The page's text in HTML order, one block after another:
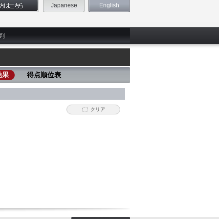
Japanese English
果 得点順位表
クリア